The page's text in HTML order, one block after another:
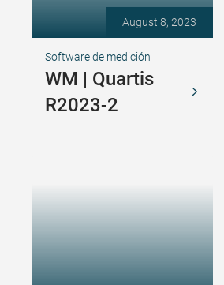
August 8, 2023
Software de medición
WM | Quartis
R2023-2